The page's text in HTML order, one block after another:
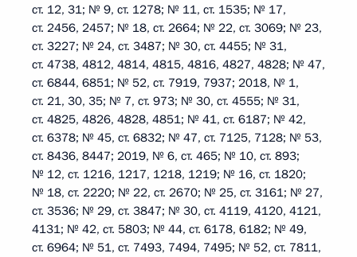
ст. 12, 31; № 9, ст. 1278; № 11, ст. 1535; № 17,
ст. 2456, 2457; № 18, ст. 2664; № 22, ст. 3069; № 23,
ст. 3227; № 24, ст. 3487; № 30, ст. 4455; № 31,
ст. 4738, 4812, 4814, 4815, 4816, 4827, 4828; № 47,
ст. 6844, 6851; № 52, ст. 7919, 7937; 2018, № 1,
ст. 21, 30, 35; № 7, ст. 973; № 30, ст. 4555; № 31,
ст. 4825, 4826, 4828, 4851; № 41, ст. 6187; № 42,
ст. 6378; № 45, ст. 6832; № 47, ст. 7125, 7128; № 53,
ст. 8436, 8447; 2019, № 6, ст. 465; № 10, ст. 893;
№ 12, ст. 1216, 1217, 1218, 1219; № 16, ст. 1820;
№ 18, ст. 2220; № 22, ст. 2670; № 25, ст. 3161; № 27,
ст. 3536; № 29, ст. 3847; № 30, ст. 4119, 4120, 4121,
4131; № 42, ст. 5803; № 44, ст. 6178, 6182; № 49,
ст. 6964; № 51, ст. 7493, 7494, 7495; № 52, ст. 7811,